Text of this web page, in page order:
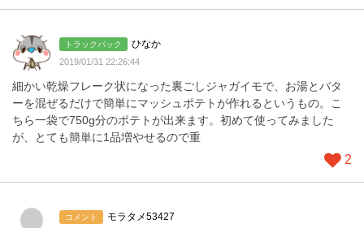
トラックバック ひなか
2019/01/31 22:26:44
細かい乾燥フレーク状になった裏ごしジャガイモで、お湯とバタ
ーを混ぜるだけで簡単にマッシュポテトが作れるというもの。こ
ちら一袋で750g分のポテトが出来ます。初めて使ってみました
が、とても簡単に1品増やせるので重
2
コメント モラタメ53427